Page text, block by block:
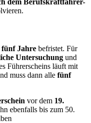
fünf Jahre befristet. Für
Untersuchung und
Führerscheins läuft mit
muss dann alle fünf
vor dem 19.
ebenfalls bis zum 50.